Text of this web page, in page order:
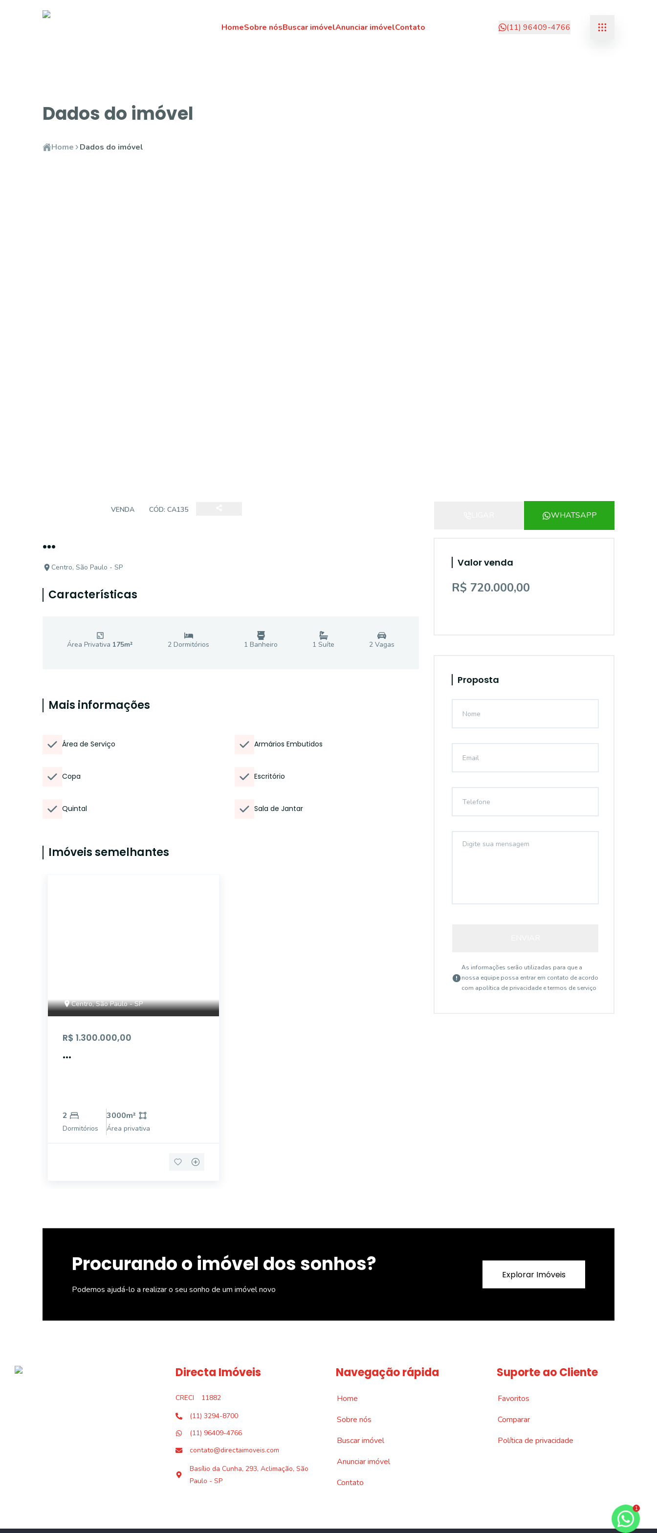
HomeSobre nósBuscar imóvelAnunciar imóvelContato (11) 96409-4766
Dados do imóvel
Home Dados do imóvel
VENDA CÓD: CA135
...
Centro, São Paulo - SP
Características
Área Privativa 175m² 2 Dormitórios 1 Banheiro 1 Suíte 2 Vagas
Mais informações
Área de Serviço Armários Embutidos
Copa Escritório
Quintal Sala de Jantar
Imóveis semelhantes
Centro, São Paulo - SP
R$ 1.300.000,00
...
2
Dormitórios
3000m²
Área privativa
WHATSAPP
Valor venda
R$ 720.000,00
Proposta
As informações serão utilizadas para que a
nossa equipe possa entrar em contato de acordo
com apolítica de privacidade e termos de serviço
Procurando o imóvel dos sonhos?
Podemos ajudá-lo a realizar o seu sonho de um imóvel novo
Explorar Imóveis
Directa Imóveis
CRECI
11882
(11) 3294-8700
(11) 96409-4766
contato@directaimoveis.com
Basílio da Cunha, 293, Aclimação, São
Paulo - SP
Navegação rápida
Home
Sobre nós
Buscar imóvel
Anunciar imóvel
Contato
Suporte ao Cliente
Favoritos
Comparar
Política de privacidade
1